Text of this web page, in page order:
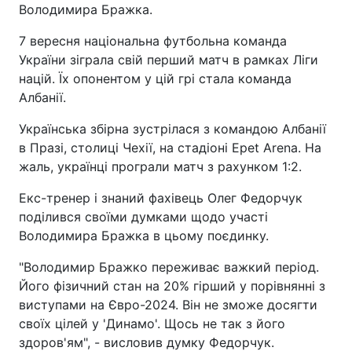
Володимира Бражка.
7 вересня національна футбольна команда
України зіграла свій перший матч в рамках Ліги
націй. Їх опонентом у цій грі стала команда
Албанії.
Українська збірна зустрілася з командою Албанії
в Празі, столиці Чехії, на стадіоні Epet Arena. На
жаль, українці програли матч з рахунком 1:2.
Екс-тренер і знаний фахівець Олег Федорчук
поділився своїми думками щодо участі
Володимира Бражка в цьому поєдинку.
"Володимир Бражко переживає важкий період.
Його фізичний стан на 20% гірший у порівнянні з
виступами на Євро-2024. Він не зможе досягти
своїх цілей у 'Динамо'. Щось не так з його
здоров'ям", - висловив думку Федорчук.